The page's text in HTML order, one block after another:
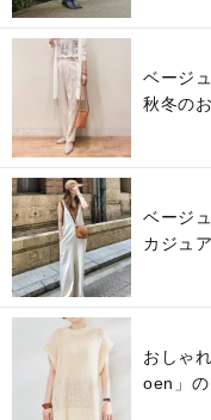
ベージ
秋冬の
ベージ
カジュ
おしゃ
oen」